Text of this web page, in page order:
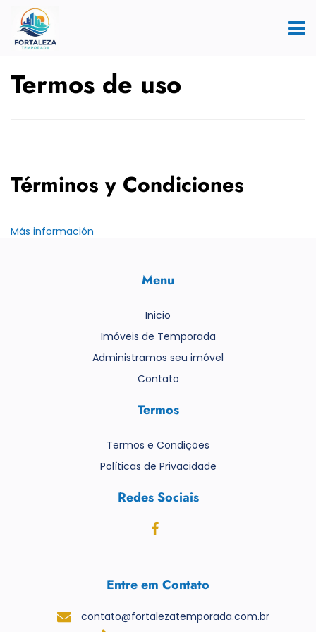
Termos de uso
Términos y Condiciones
Más información
Menu
Inicio
Imóveis de Temporada
Administramos seu imóvel
Contato
Termos
Termos e Condições
Políticas de Privacidade
Redes Sociais
Entre em Contato
contato@fortalezatemporada.com.br